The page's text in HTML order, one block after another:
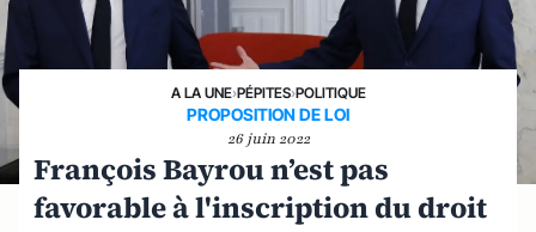
A LA UNE›PÉPITES›POLITIQUE
PROPOSITION DE LOI
26 juin 2022
François Bayrou n’est pas
favorable à l'inscription du droit